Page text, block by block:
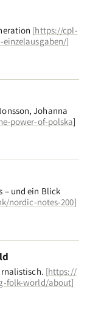
[https://cpl-
]
Johanna
power-of-polska]
– und ein Blick
nordic-notes-200]
[https://
folk-world/about]